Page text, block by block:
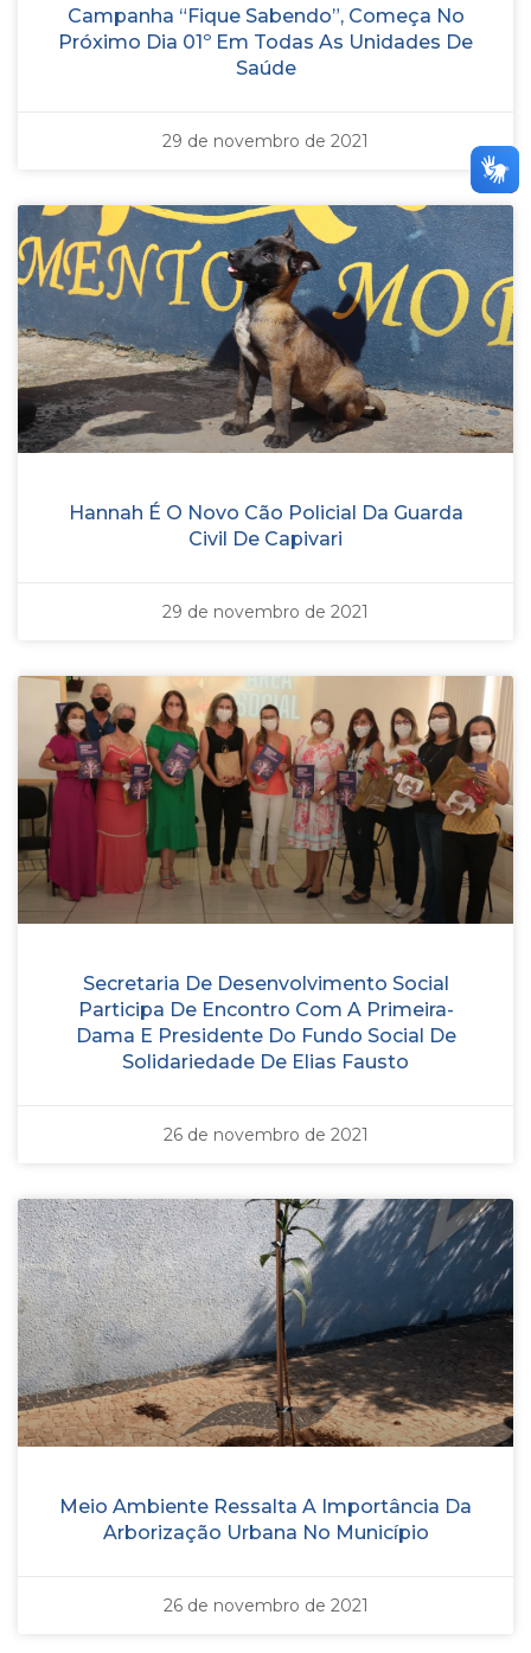
Campanha “Fique Sabendo”, Começa No
Próximo Dia 01º Em Todas As Unidades De
Saúde
29 de novembro de 2021
Hannah É O Novo Cão Policial Da Guarda
Civil De Capivari
29 de novembro de 2021
Secretaria De Desenvolvimento Social
Participa De Encontro Com A Primeira-
Dama E Presidente Do Fundo Social De
Solidariedade De Elias Fausto
26 de novembro de 2021
Meio Ambiente Ressalta A Importância Da
Arborização Urbana No Município
26 de novembro de 2021